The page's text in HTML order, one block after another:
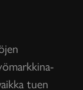
tuen